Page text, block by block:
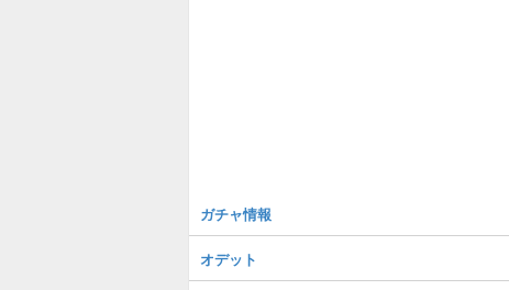
ガチャ情報
オデット